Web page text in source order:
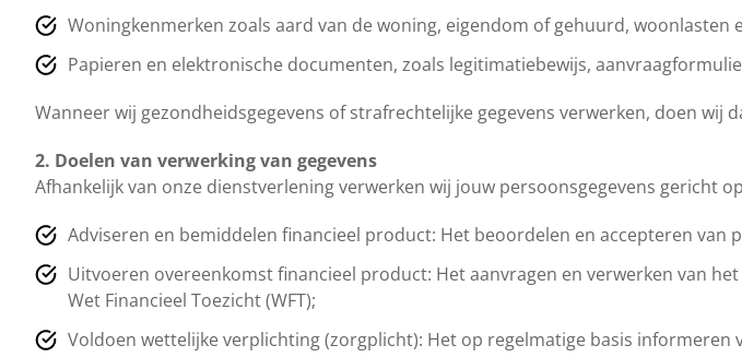
Woningkenmerken zoals aard van de woning, eigendom of gehuurd,
Papieren en elektronische documenten, zoals legitimatiebewijs,
Wanneer wij gezondheidsgegevens of strafrechtelijke gegevens verwerken, doen
2. Doelen van verwerking van gegevens
Afhankelijk van onze dienstverlening verwerken wij jouw persoonsgegevens gericht
Adviseren en bemiddelen financieel product: Het beoordelen en accepteren van
Uitvoeren overeenkomst financieel product: Het aanvragen en verwerken van
Wet Financieel Toezicht (WFT);
Voldoen wettelijke verplichting (zorgplicht): Het op regelmatige basis